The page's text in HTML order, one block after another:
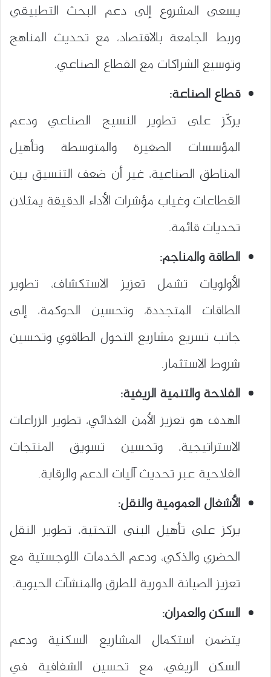
يسعى المشروع إلى دعم البحث التطبيقي
وربط الجامعة بالاقتصاد، مع تحديث المناهج
وتوسيع الشراكات مع القطاع الصناعي.
قطاع الصناعة:
يركّز على تطوير النسيج الصناعي ودعم
المؤسسات الصغيرة والمتوسطة وتأهيل
المناطق الصناعية، غير أن ضعف التنسيق بين
القطاعات وغياب مؤشرات الأداء الدقيقة يمثلان
تحديات قائمة.
الطاقة والمناجم:
الأولويات تشمل تعزيز الاستكشاف، تطوير
الطاقات المتجددة، وتحسين الحوكمة، إلى
جانب تسريع مشاريع التحول الطاقوي وتحسين
شروط الاستثمار.
الفلاحة والتنمية الريفية:
الهدف هو تعزيز الأمن الغذائي، تطوير الزراعات
الاستراتيجية، وتحسين تسويق المنتجات
الفلاحية عبر تحديث آليات الدعم والرقابة.
الأشغال العمومية والنقل:
يركز على تأهيل البنى التحتية، تطوير النقل
الحضري والذكي، ودعم الخدمات اللوجستية مع
تعزيز الصيانة الدورية للطرق والمنشآت الحيوية.
السكن والعمران:
يتضمن استكمال المشاريع السكنية ودعم
السكن الريفي، مع تحسين الشفافية في